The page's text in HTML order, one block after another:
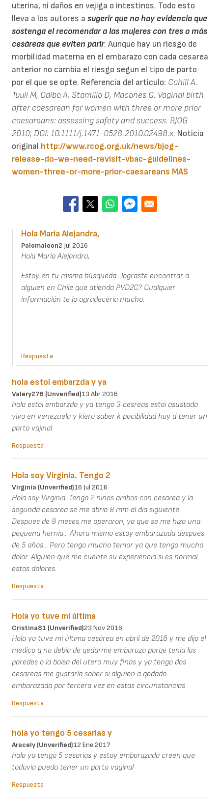
uterina, ni daños en vejiga o intestinos. Todo esto
lleva a los autores a sugerir que no hay evidencia que
sostenga el recomendar a las mujeres con tres o más
cesáreas que eviten parir. Aunque hay un riesgo de
morbilidad materna en el embarazo con cada cesarea
anterior no cambia el riesgo segun el tipo de parto
por el que se opte. Referencia del articulo: Cahill A.
Tuuli M, Odibo A, Stamilio D, Macones G. Vaginal birth
after caesarean for women with three or more prior
caesareans: assessing safety and success. BJOG
2010; DOI: 10.1111/j.1471-0528.2010.02498.x. Noticia
original http://www.rcog.org.uk/news/bjog-
release-do-we-need-revisit-vbac-guidelines-
women-three-or-more-prior-caesareans MAS
Hola María Alejandra,
Palomaleon2 Jul 2016
Hola María Alejandra,
Estoy en tu misma búsqueda.. lograste encontrar a
alguien en Chile que atienda PVD2C? Cualquier
información te lo agradecería mucho.
Respuesta
hola estoi embarzda y ya
Valery276 (unverified)13 Abr 2016
hola estoi embarzda y ya tengo 3 cesreas estoi asustada
vivo en venezuela y kiero saber k pocibilidad hay d tener un
parto vajinal
Respuesta
Hola soy Virginia. Tengo 2
Virginia (unverified)16 Jul 2016
Hola soy Virginia. Tengo 2 ninos ambos con cesarea y la
segunda cesarea se me abrio 8 mm al dia siguiente.
Despues de 9 meses me operaron, ya que se me hizo una
pequena hernia... Ahora mismo estoy embarazada despues
de 5 años... Pero tengo mucho temor ya que tengo mucho
dolor. Alguien que me cuente su experiencia si es normal
estos dolores.
Respuesta
Hola yo tuve mi última
Cristina81 (unverified)23 Nov 2016
Hola yo tuve mi última cesárea en abril de 2016 y me dijo el
medico q no debía de qedarme embaraza porqe tenia las
paredes o la bolsa del utero muy finas y ya tengo dos
cesareas me gustaría saber si alguien a qedado
embarazada por tercera vez en estas circunstancias
Respuesta
hola yo tengo 5 cesarias y
Aracely (unverified)12 Ene 2017
hola yo tengo 5 cesarias y estoy embarazada creen que
todavia pueda tener un parto vaginal
Respuesta